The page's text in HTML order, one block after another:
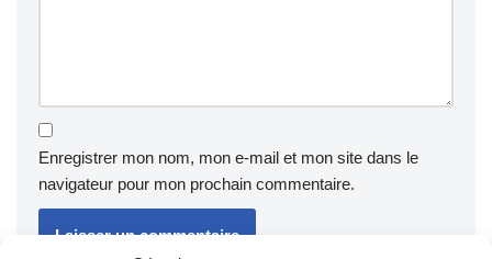
Enregistrer mon nom, mon e-mail et mon site dans le
navigateur pour mon prochain commentaire.